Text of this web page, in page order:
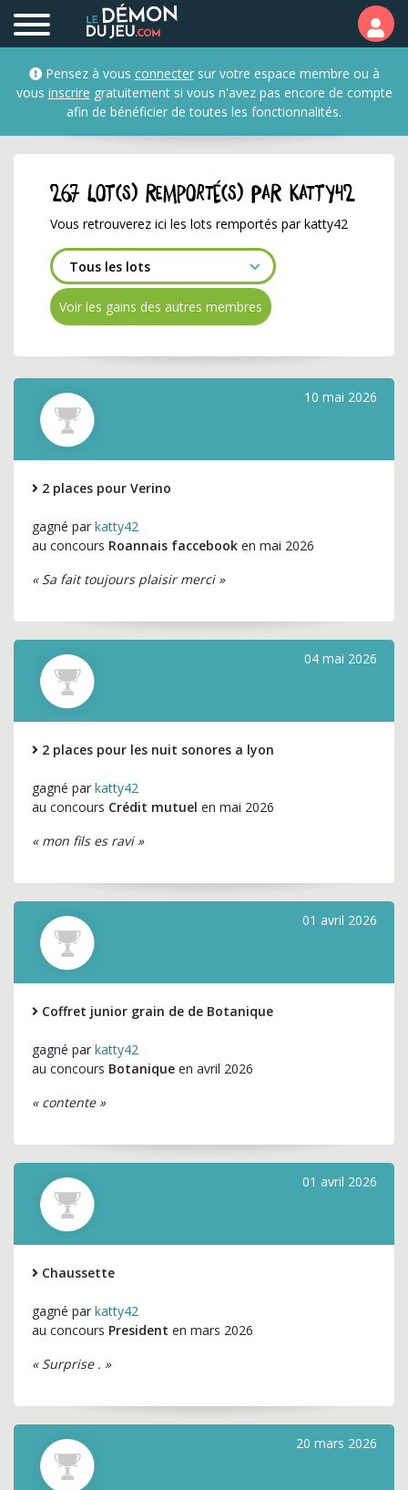
Les lots remportés par
Pensez à vous connectersur votre espace membre ou à
vous inscrire gratuitement si vous n'avez pas encore de compte
afin de bénéficier de toutes les fonctionnalités.
267 lot(s) remporté(s) par katty42
Vous retrouverez ici les lots remportés par katty42
Voir les gains des autres membres
10 mai 2026
2 places pour Verino
gagné par katty42
au concours Roannais faccebook en mai 2026
« Sa fait toujours plaisir merci »
04 mai 2026
2 places pour les nuit sonores a lyon
gagné par katty42
au concours Crédit mutuel en mai 2026
« mon fils es ravi »
01 avril 2026
Coffret junior grain de de Botanique
gagné par katty42
au concours Botanique en avril 2026
« contente »
01 avril 2026
Chaussette
gagné par katty42
au concours President en mars 2026
« Surprise . »
20 mars 2026